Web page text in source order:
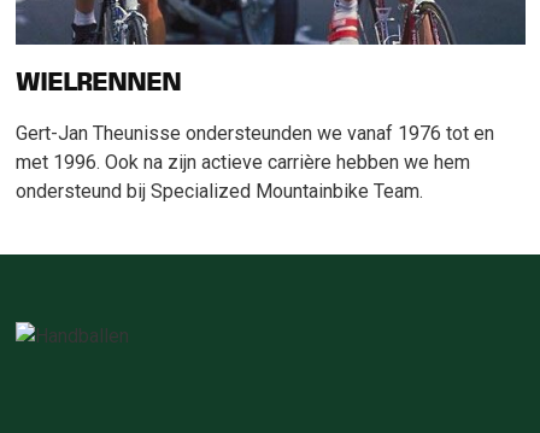
WIELRENNEN
Gert-Jan Theunisse ondersteunden we vanaf 1976 tot en
met 1996. Ook na zijn actieve carrière hebben we hem
ondersteund bij Specialized Mountainbike Team.